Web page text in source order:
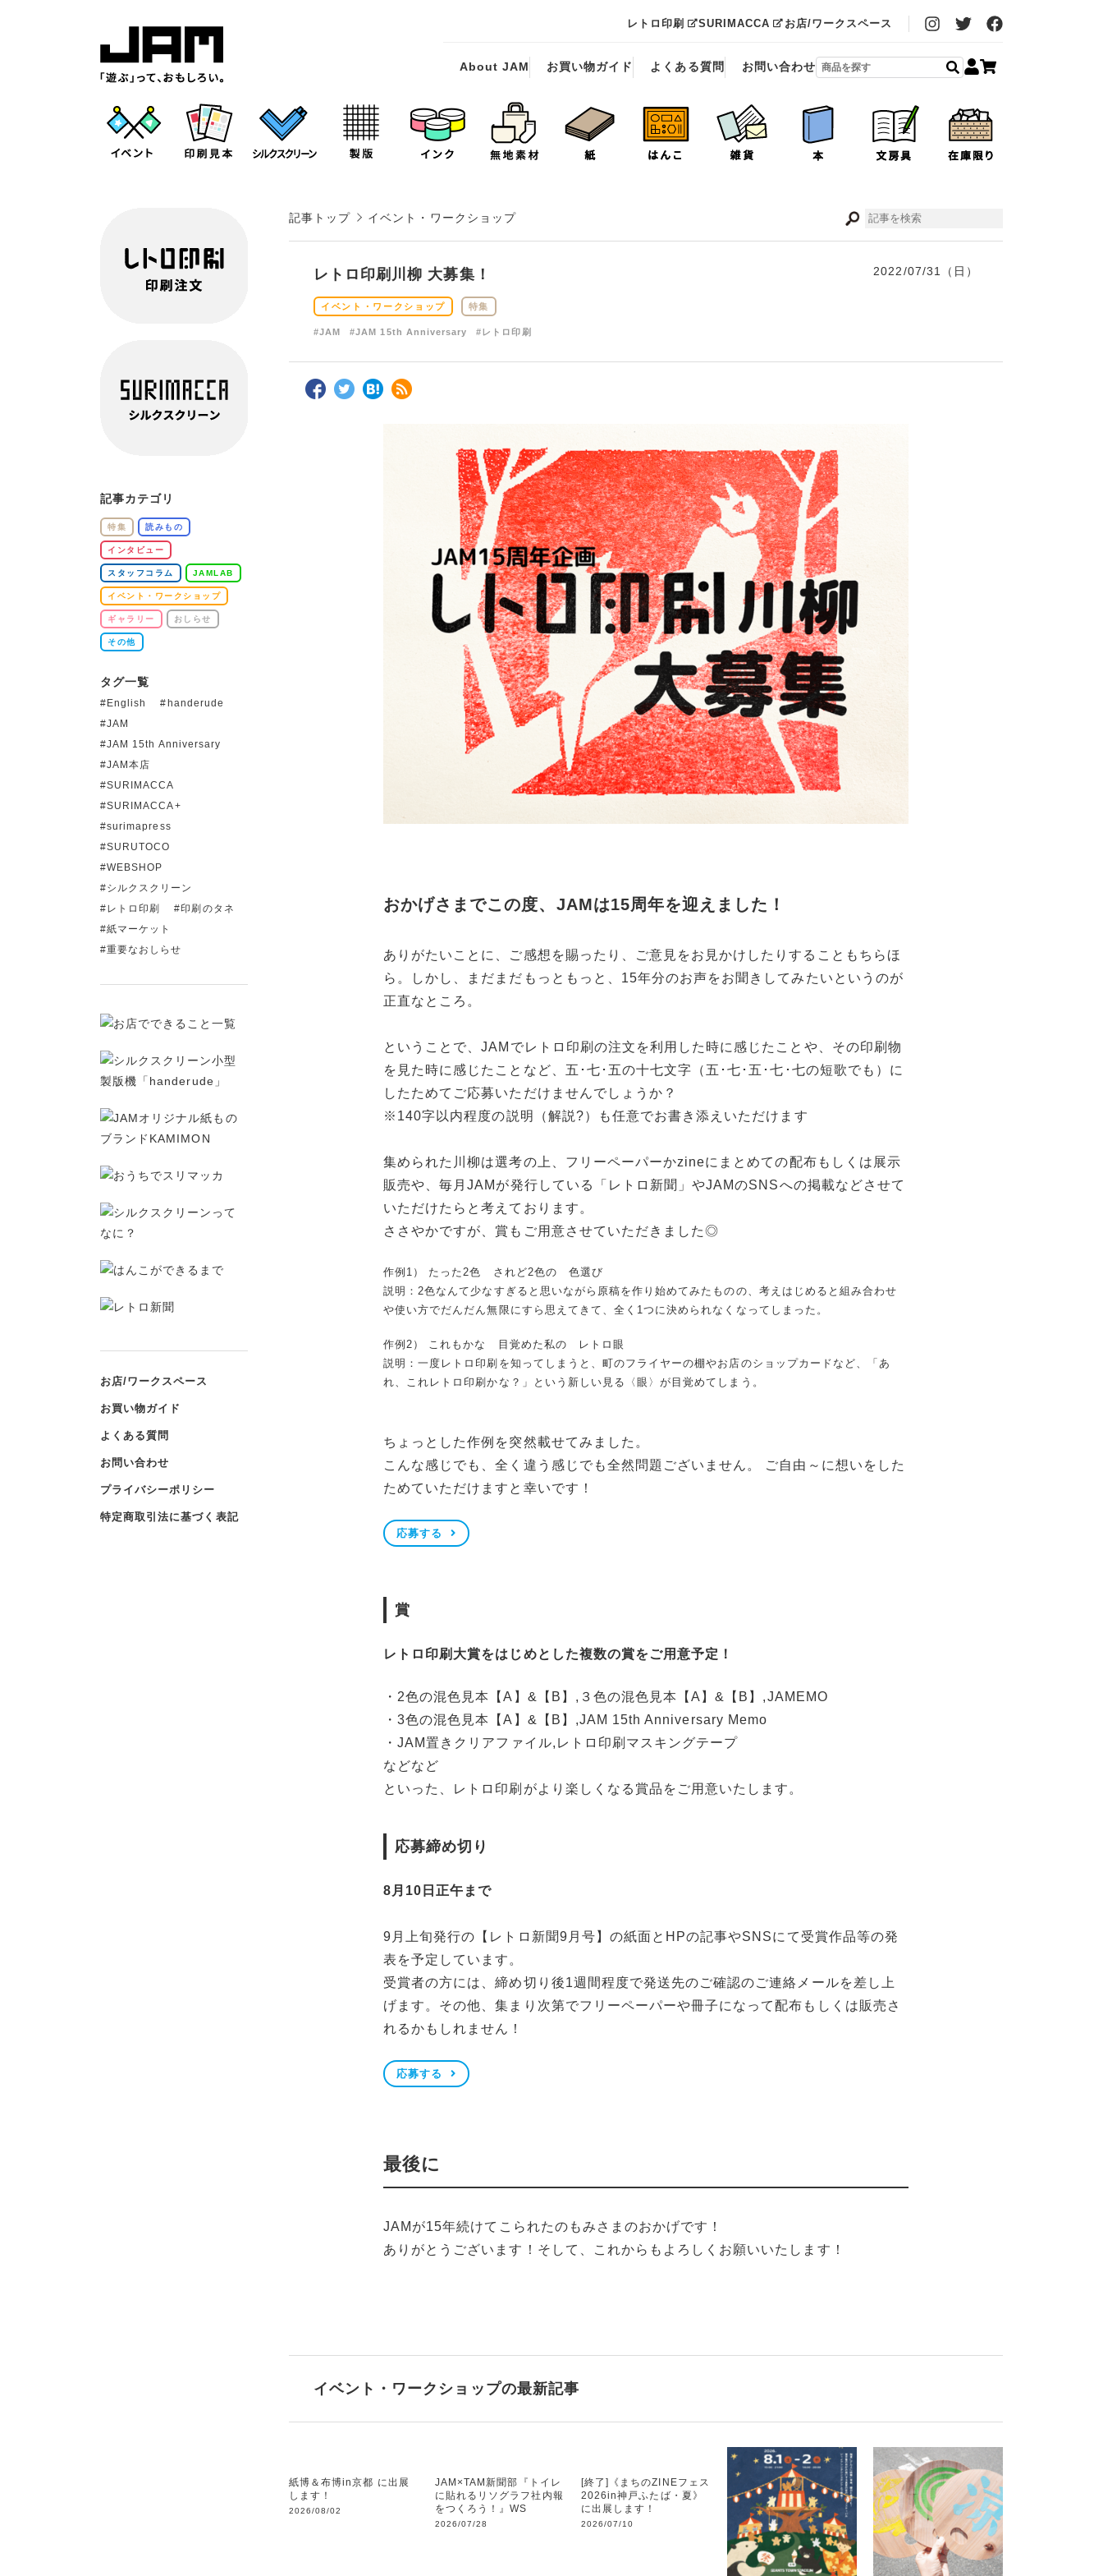
レトロ印刷 SURIMACCA お店/ワークスペース
About JAM お買い物ガイド よくある質問 お問い合わせ
記事トップ イベント・ワークショップ
レトロ印刷川柳 大募集！ 2022/07/31（日）
イベント・ワークショップ 特集
#JAM #JAM 15th Anniversary #レトロ印刷
おかげさまでこの度、JAMは15周年を迎えました！
ありがたいことに、ご感想を賜ったり、ご意見をお見かけしたりすることもちらほ
ら。しかし、まだまだもっともっと、15年分のお声をお聞きしてみたいというのが
正直なところ。
ということで、JAMでレトロ印刷の注文を利用した時に感じたことや、その印刷物
を見た時に感じたことなど、五･七･五の十七文字（五･七･五･七･七の短歌でも）に
したためてご応募いただけませんでしょうか？
※140字以内程度の説明（解説?）も任意でお書き添えいただけます
集められた川柳は選考の上、フリーペーパーかzineにまとめての配布もしくは展示
販売や、毎月JAMが発行している「レトロ新聞」やJAMのSNSへの掲載などさせて
いただけたらと考えております。
ささやかですが、賞もご用意させていただきました◎
作例1） たった2色 されど2色の 色選び
説明：2色なんて少なすぎると思いながら原稿を作り始めてみたものの、考えはじめると組み合わせ
や使い方でだんだん無限にすら思えてきて、全く1つに決められなくなってしまった。
作例2） これもかな 目覚めた私の レトロ眼
説明：一度レトロ印刷を知ってしまうと、町のフライヤーの棚やお店のショップカードなど、「あ
れ、これレトロ印刷かな？」という新しい見る〈眼〉が目覚めてしまう 。
ちょっとした作例を突然載せてみました。
こんな感じでも、全く違う感じでも全然問題ございません。 ご自由～に想いをした
ためていただけますと幸いです！
応募する
賞
レトロ印刷大賞をはじめとした複数の賞をご用意予定！
・2色の混色見本【A】&【B】,３色の混色見本【A】&【B】,JAMEMO
・3色の混色見本【A】&【B】,JAM 15th Anniversary Memo
・JAM置きクリアファイル,レトロ印刷マスキングテープ
などなど
といった、レトロ印刷がより楽しくなる賞品をご用意いたします。
応募締め切り
8月10日正午まで
9月上旬発行の【レトロ新聞9月号】の紙面とHPの記事やSNSにて受賞作品等の発
表を予定しています。
受賞者の方には、締め切り後1週間程度で発送先のご確認のご連絡メールを差し上
げます。その他、集まり次第でフリーペーパーや冊子になって配布もしくは販売さ
れるかもしれません！
応募する
最後に
JAMが15年続けてこられたのもみさまのおかげです！
ありがとうございます！そして、これからもよろしくお願いいたします！​​​​​​
イベント・ワークショップの最新記事
紙博＆布博in京都 に出展
します！
2026/08/02
JAM×TAM新聞部『トイレ
に貼れるリソグラフ社内報
をつくろう！』WS
2026/07/28
[終了]《まちのZINEフェス
2026​in神戸ふたば・夏》
に出展します！
2026/07/10
記事カテゴリ
特集 読みもの
インタビュー
スタッフコラム JAMLAB
イベント・ワークショップ
ギャラリー おしらせ
その他
タグ一覧
English
handerude
JAM
JAM 15th Anniversary
JAM本店
SURIMACCA
SURIMACCA+
surimapress
SURUTOCO
WEBSHOP
シルクスクリーン
レトロ印刷
印刷のタネ
紙マーケット
重要なおしらせ
お店/ワークスペース
お買い物ガイド
よくある質問
お問い合わせ
プライバシーポリシー
特定商取引法に基づく表記